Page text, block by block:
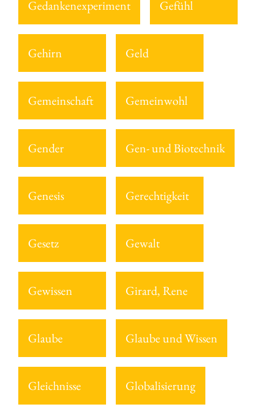
Gedankenexperiment Gefühl
Gehirn Geld
Gemeinschaft Gemeinwohl
Gender Gen- und Biotechnik
Genesis Gerechtigkeit
Gesetz Gewalt
Gewissen Girard, Rene
Glaube Glaube und Wissen
Gleichnisse Globalisierung